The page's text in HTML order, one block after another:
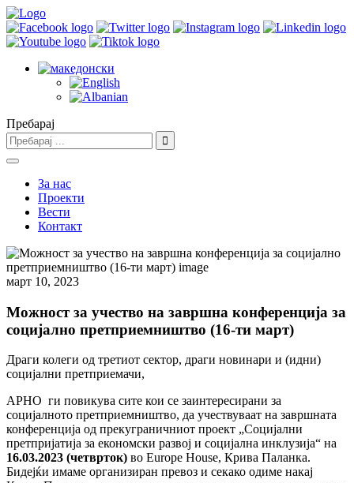
Пребарај
За нас
Проекти
Вести
Контакт
март 10, 2023
Можност за учество на завршна конференција за
социјално претприемништво (16-ти март)
Драги колеги од третиот сектор, драги новинари и (идни)
социјални претприемачи,
АРНО ги повикува сите кои се заинтересирани за
социјалното претприемништво, да учествуваат на завршната
конференција од прекуграничниот проект „Социјални
претпријатија за економски развој и социјална инклузија“ на
16.03.2023 (четврток) во Europe House, Крива Паланка.
Бидејќи имаме организиран превоз и секако одиме накај